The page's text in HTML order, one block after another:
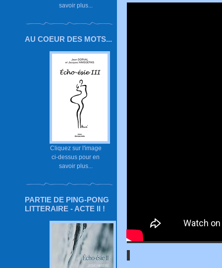
savoir plus...
AU COEUR DES MOTS...
Cliquez sur l'image
ci-dessus pour en
savoir plus...
PARTIE DE PING-PONG
LITTERAIRE - ACTE II !